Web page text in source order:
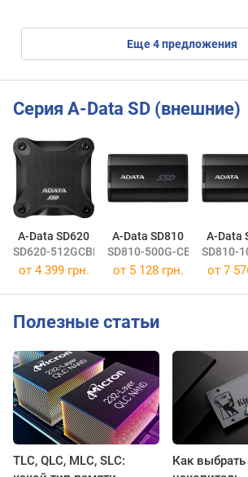
eще4предложения
Серия A-Data SD (внешние)
A-Data SD620
SD620-512GCBK
A-Data SD810
SD810-500G-CBK
A-Data
SD810-
от 4 399 грн. от 5 128 грн. от 7
Полезные статьи
TLC, QLC, MLC, SLC:
Как выбрать